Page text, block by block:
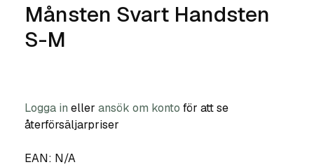
Månsten Svart Handsten
S-M
Logga in eller ansök om konto för att se
återförsäljarpriser
EAN: N/A